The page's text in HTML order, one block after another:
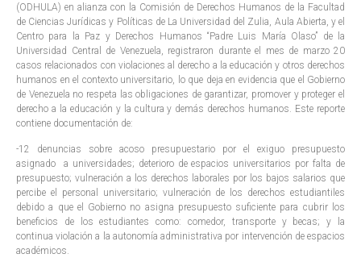
(ODHULA) en alianza con la Comisión de Derechos Humanos de la Facultad
de Ciencias Jurídicas y Políticas de La Universidad del Zulia, Aula Abierta, y el
Centro para la Paz y Derechos Humanos “Padre Luis María Olaso” de la
Universidad Central de Venezuela, registraron durante el mes de marzo 20
casos relacionados con violaciones al derecho a la educación y otros derechos
humanos en el contexto universitario, lo que deja en evidencia que el Gobierno
de Venezuela no respeta las obligaciones de garantizar, promover y proteger el
derecho a la educación y la cultura y demás derechos humanos. Este reporte
contiene documentación de:
-12 denuncias sobre acoso presupuestario por el exiguo presupuesto
asignado a universidades; deterioro de espacios universitarios por falta de
presupuesto; vulneración a los derechos laborales por los bajos salarios que
percibe el personal universitario; vulneración de los derechos estudiantiles
debido a que el Gobierno no asigna presupuesto suficiente para cubrir los
beneficios de los estudiantes como: comedor, transporte y becas; y la
continua violación a la autonomía administrativa por intervención de espacios
académicos.